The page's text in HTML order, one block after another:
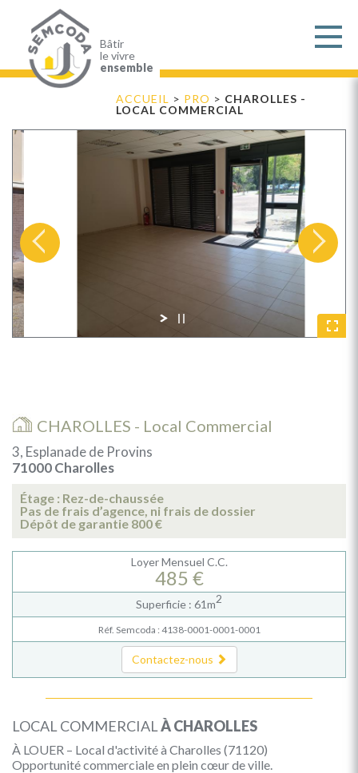
contenu
principal
Bâtir
le vivre
ensemble
ACCUEIL > PRO > CHAROLLES -
LOCAL COMMERCIAL
CHAROLLES - Local Commercial
3, Esplanade de Provins
71000 Charolles
Étage : Rez-de-chaussée
Pas de frais d’agence, ni frais de dossier
Dépôt de garantie 800 €
Loyer Mensuel C.C.
485 €
Superficie : 61m2
Réf. Semcoda : 4138-0001-0001-0001
Contactez-nous
LOCAL COMMERCIALÀ CHAROLLES
À LOUER – Local d'activité à Charolles (71120)
Opportunité commerciale en plein cœur de ville.